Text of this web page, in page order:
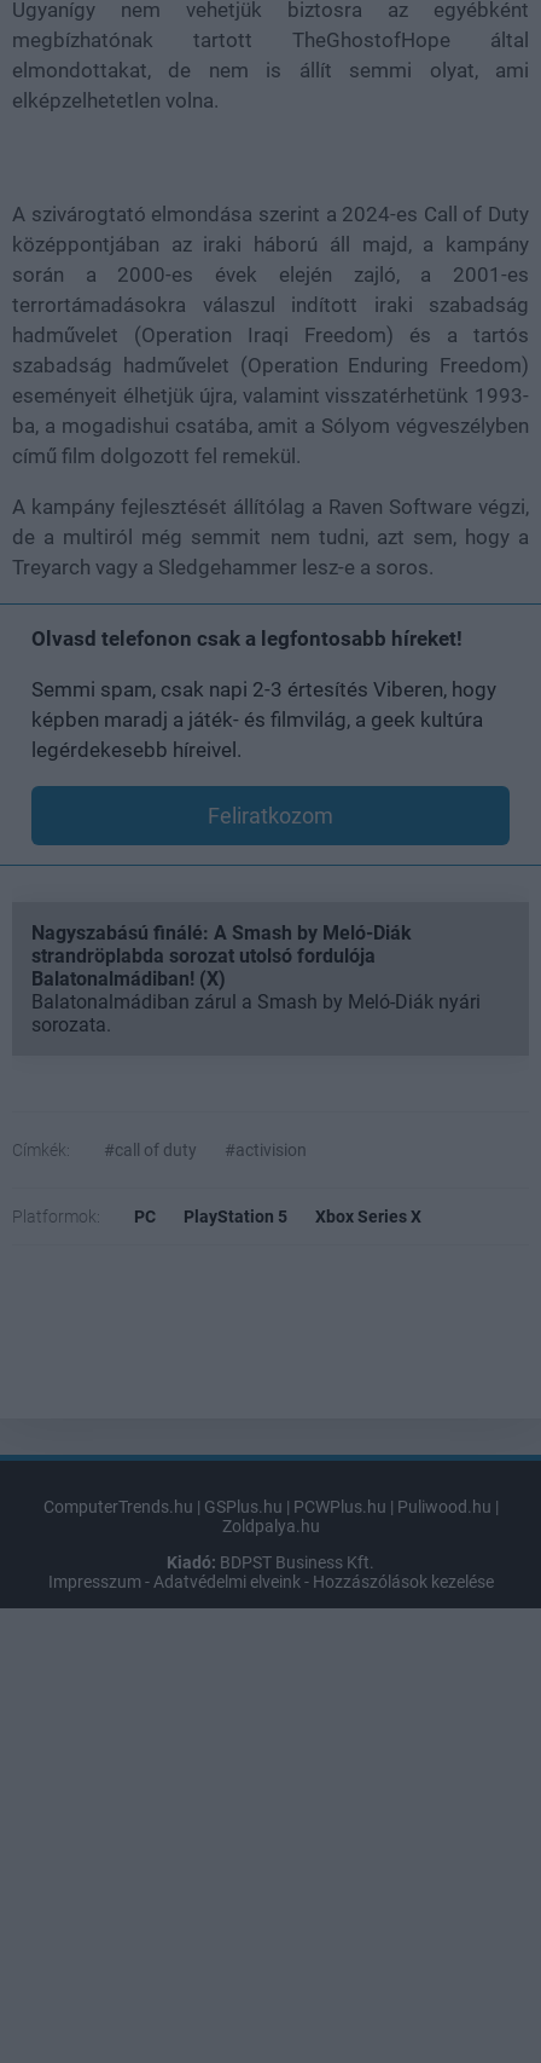
Ugyanígy nem vehetjük biztosra az egyébként
megbízhatónak tartott TheGhostofHope által
elmondottakat, de nem is állít semmi olyat, ami
elképzelhetetlen volna.
A szivárogtató elmondása szerint a 2024-es Call of Duty
középpontjában az iraki háború áll majd, a kampány
során a 2000-es évek elején zajló, a 2001-es
terrortámadásokra válaszul indított iraki szabadság
hadművelet (Operation Iraqi Freedom) és a tartós
szabadság hadművelet (Operation Enduring Freedom)
eseményeit élhetjük újra, valamint visszatérhetünk 1993-
ba, a mogadishui csatába, amit a Sólyom végveszélyben
című film dolgozott fel remekül.
A kampány fejlesztését állítólag a Raven Software végzi,
de a multiról még semmit nem tudni, azt sem, hogy a
Treyarch vagy a Sledgehammer lesz-e a soros.
Olvasd telefonon csak a legfontosabb híreket!
Semmi spam, csak napi 2-3 értesítés Viberen, hogy
képben maradj a játék- és filmvilág, a geek kultúra
legérdekesebb híreivel.
Feliratkozom
Nagyszabású finálé: A Smash by Meló-Diák
strandröplabda sorozat utolsó fordulója
Balatonalmádiban! (X)
Balatonalmádiban zárul a Smash by Meló-Diák nyári
sorozata.
Címkék: #call of duty #activision
Platformok: PC PlayStation 5 Xbox Series X
ComputerTrends.hu | GSPlus.hu | PCWPlus.hu | Puliwood.hu |
Zoldpalya.hu
Kiadó: BDPST Business Kft.
Impresszum - Adatvédelmi elveink - Hozzászólások kezelése